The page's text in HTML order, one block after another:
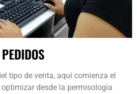
tipo de venta, aquí comienza el
desde la permisología